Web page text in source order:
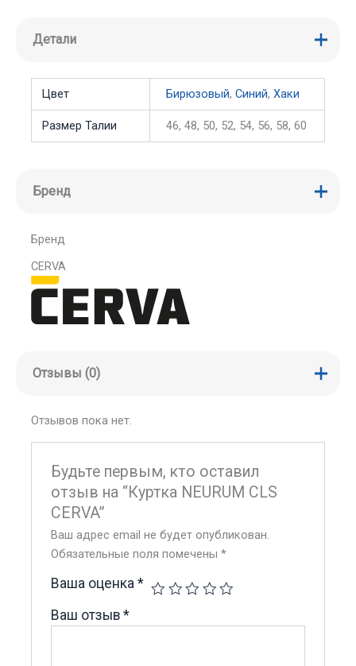
Детали
Цвет Бирюзовый, Синий, Хаки
Размер Талии 46, 48, 50, 52, 54, 56, 58, 60
Бренд
Бренд
CERVA
Отзывы (0)
Отзывов пока нет.
Будьте первым, кто оставил
отзыв на “Куртка NEURUM CLS
CERVA”
Ваш адрес email не будет опубликован.
Обязательные поля помечены*
Ваша оценка*
Ваш отзыв*